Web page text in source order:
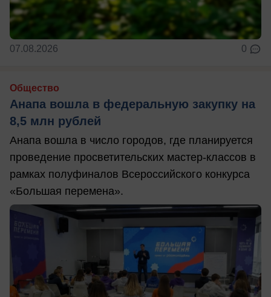
07.08.2026 0
Общество
Анапа вошла в федеральную закупку на
8,5 млн рублей
Анапа вошла в число городов, где планируется
проведение просветительских мастер-классов в
рамках полуфиналов Всероссийского конкурса
«Большая перемена».